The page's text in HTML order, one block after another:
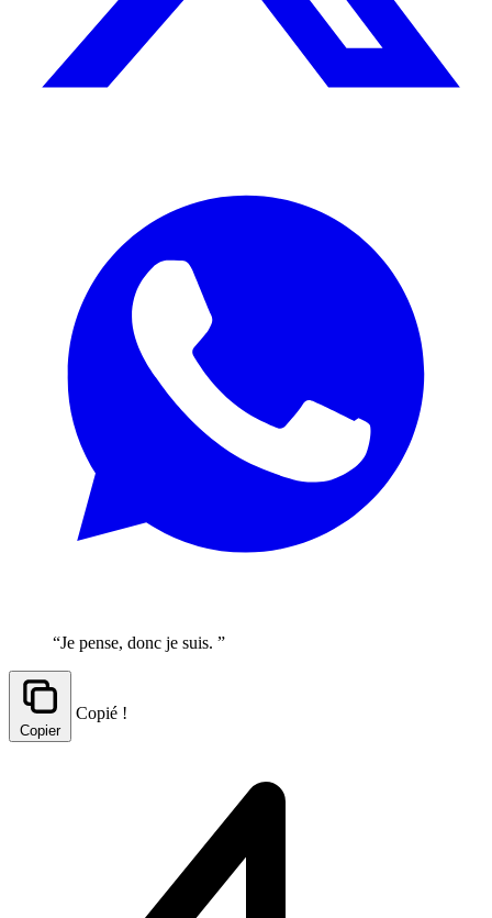
“Je pense, donc je suis. ”
Copier
Copié !